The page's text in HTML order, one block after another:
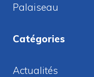
Palaiseau
Catégories
Actualités